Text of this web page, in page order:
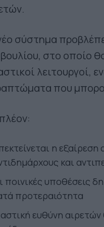
σύστημα
στο οποίο
λειτουργοί,
που
η
και
ποινικές υποθέσεις
προτεραιότητα
ευθύνη